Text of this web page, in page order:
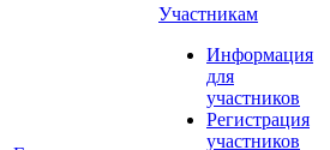
Участникам
Информация
для
участников
Регистрация
участников